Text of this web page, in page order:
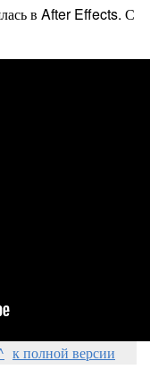
в After Effects. С
к полной версии